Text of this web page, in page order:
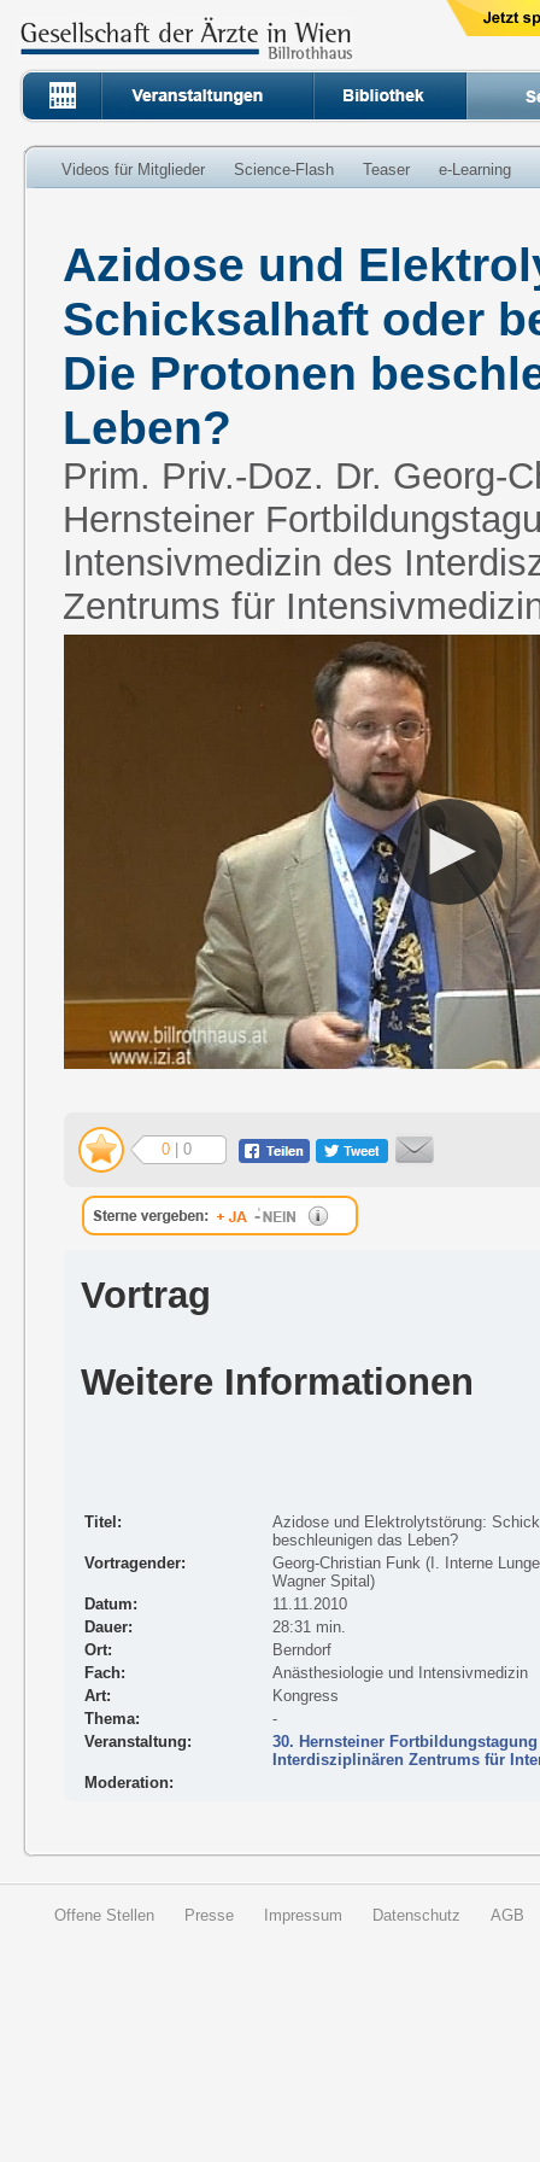
Videos für Mitglieder Science-Flash Teaser e-Learning
Azidose und
Schicksalhaft oder
Die Protonen
Leben?
Prim. Priv.-Doz. Dr. Georg-
Hernsteiner
Intensivmedizin des
Zentrums für
0 | 0
Vortrag
Weitere Informationen
Titel:
Azidose und Elektrolytstörung:
beschleunigen das Leben?
Vortragender:
Georg-Christian Funk (I. Interne
Wagner Spital)
Datum:
11.11.2010
Dauer:
28:31 min.
Ort:
Berndorf
Fach:
Anästhesiologie und Intensivmedizin
Art:
Kongress
Thema:
-
Veranstaltung:
30. Hernsteiner
Interdisziplinären Zentrums für
Moderation:
Offene Stellen Presse Impressum Datenschutz AGB